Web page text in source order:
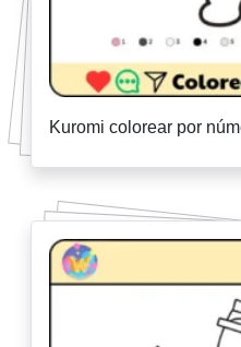
Kuromi colorear por